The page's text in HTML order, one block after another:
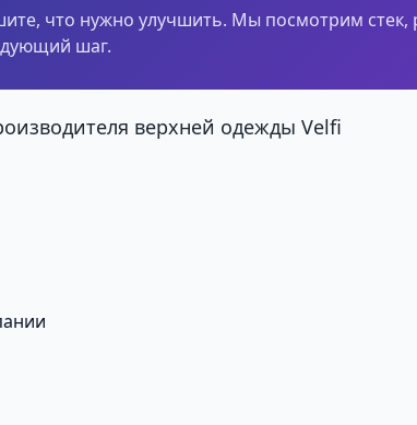
что нужно улучшить. Мы посмотрим стек,
шаг.
верхней одежды Velfi